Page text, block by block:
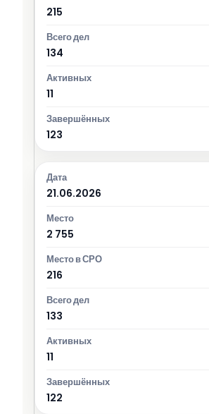
215
134
11
123
21.06.2026
2 755
216
133
11
122